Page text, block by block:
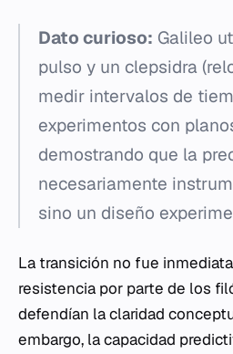
Dato curioso: Galileo
pulso y un clepsidra
medir intervalos de
experimentos con
demostrando que la
necesariamente
sino un diseño
La transición no fue
resistencia por parte de los
defendían la claridad
embargo, la capacidad